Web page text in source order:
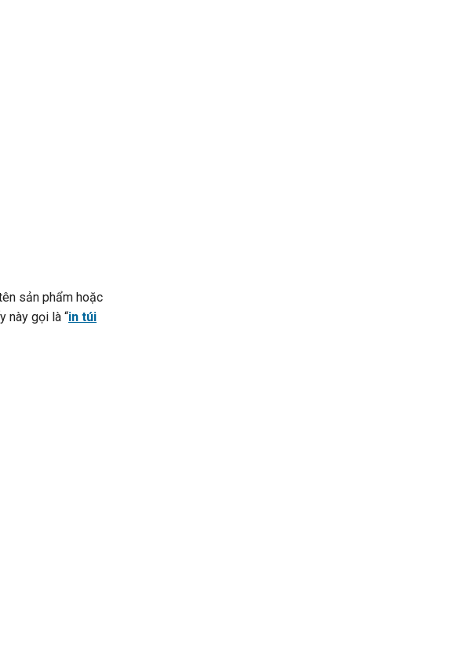
sản phẩm hoặc
này gọi là “in túi